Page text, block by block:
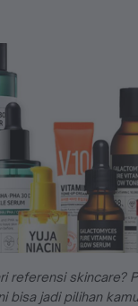
referensi skincare?
bisa jadi pilihan